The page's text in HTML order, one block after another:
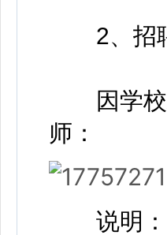
2、招
因学校
师：
说明：